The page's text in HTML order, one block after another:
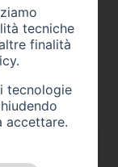
tecniche
finalità
.
tecnologie
accettare.